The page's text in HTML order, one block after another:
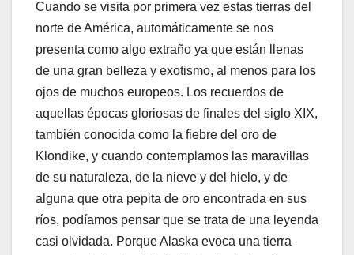
Cuando se visita por primera vez estas tierras del
norte de América, automáticamente se nos
presenta como algo extraño ya que están llenas
de una gran belleza y exotismo, al menos para los
ojos de muchos europeos. Los recuerdos de
aquellas épocas gloriosas de finales del siglo XIX,
también conocida como la fiebre del oro de
Klondike, y cuando contemplamos las maravillas
de su naturaleza, de la nieve y del hielo, y de
alguna que otra pepita de oro encontrada en sus
ríos, podíamos pensar que se trata de una leyenda
casi olvidada. Porque Alaska evoca una tierra